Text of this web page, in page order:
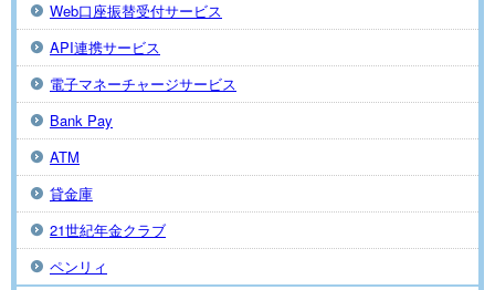
Web口座振替受付サービス
API連携サービス
電子マネーチャージサービス
Bank Pay
ATM
貸金庫
21世紀年金クラブ
ペンリィ